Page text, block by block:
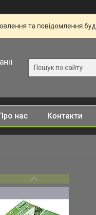
та повідомлення
нас Контакти